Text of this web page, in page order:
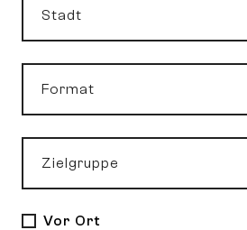
Stadt
Format
Zielgruppe
Vor Ort